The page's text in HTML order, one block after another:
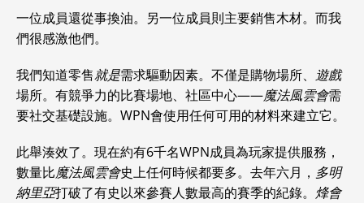
一位成員還從事換油。另一位成員則主要銷售木材。而我
們很感激他們。
我們知道零售就是需求驅動因素。不僅是購物場所、 遊戲
場所。有競爭力的比賽場地、社區中心——魔法風雲會需
要社交基礎設施。WPN會使用任何可用的材料來建立它。
此舉湊效了。現在約有6千名WPN成員為玩家提供服務，
數量比魔法風雲會史上任何時候都要多。去年六月， 多明
納里亞打破了有史以來參賽人數最高的賽季的紀錄。 烽會